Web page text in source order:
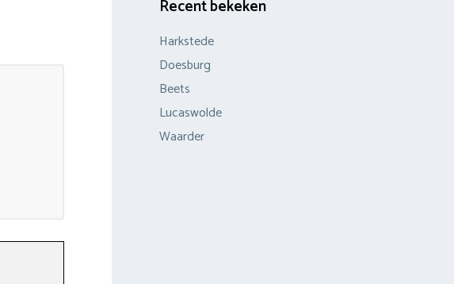
Recent bekeken
Harkstede
Doesburg
Beets
Lucaswolde
Waarder